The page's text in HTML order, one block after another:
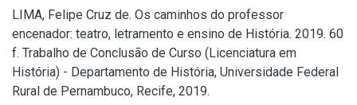
LIMA, Felipe Cruz de. Os caminhos do professor
encenador: teatro, letramento e ensino de História. 2019. 60
f. Trabalho de Conclusão de Curso (Licenciatura em
História) - Departamento de História, Universidade Federal
Rural de Pernambuco, Recife, 2019.